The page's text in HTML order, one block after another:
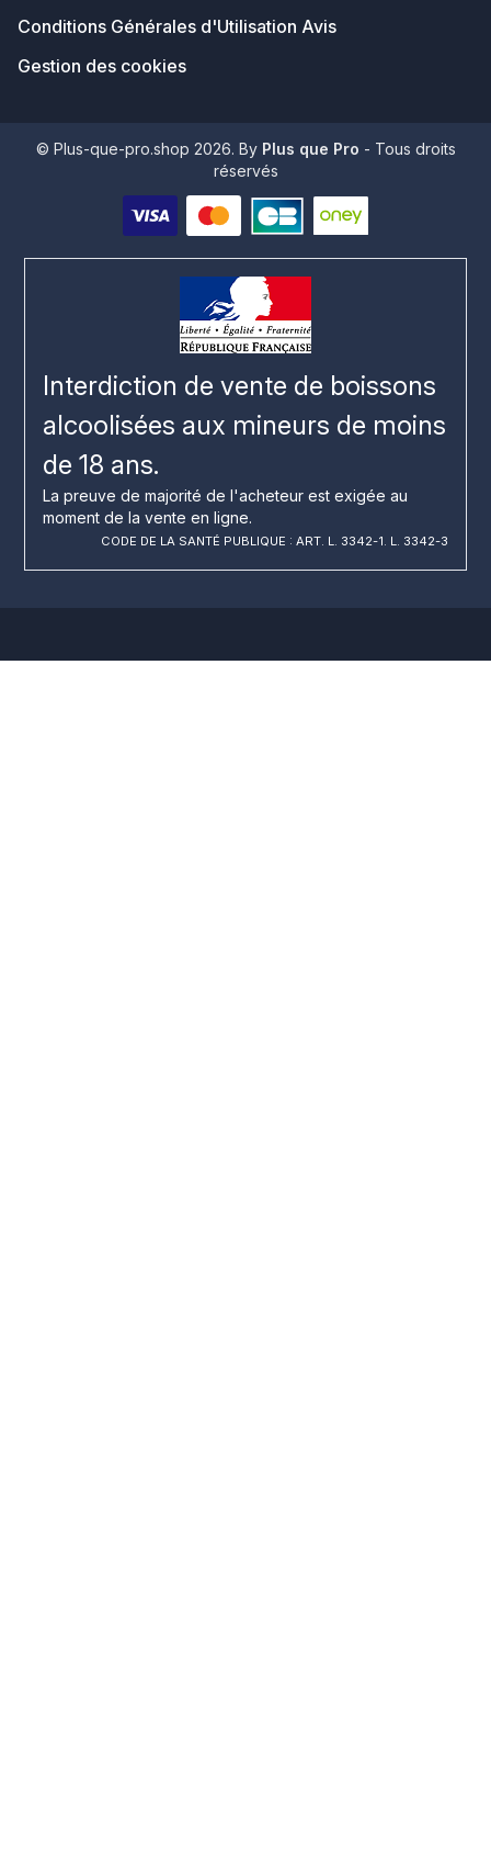
Conditions Générales d'Utilisation Avis
Gestion des cookies
© Plus-que-pro.shop 2026. By Plus que Pro - Tous droits
réservés
Interdiction de vente de boissons
alcoolisées aux mineurs de moins
de 18 ans.
La preuve de majorité de l'acheteur est exigée au
moment de la vente en ligne.
CODE DE LA SANTÉ PUBLIQUE : ART. L. 3342-1. L. 3342-3